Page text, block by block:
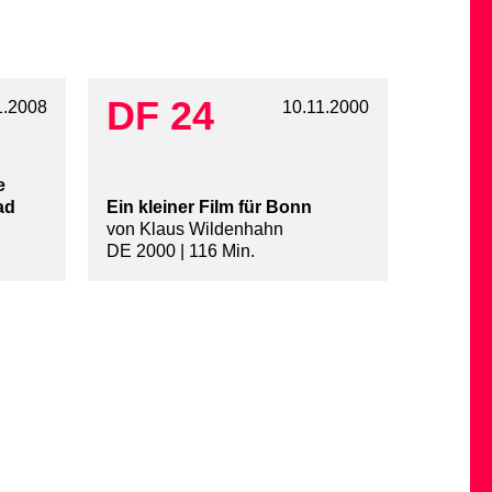
DF 24 10.11.2000
Ein kleiner Film für Bonn
von Klaus Wildenhahn
DE 2000 | 116 Min.